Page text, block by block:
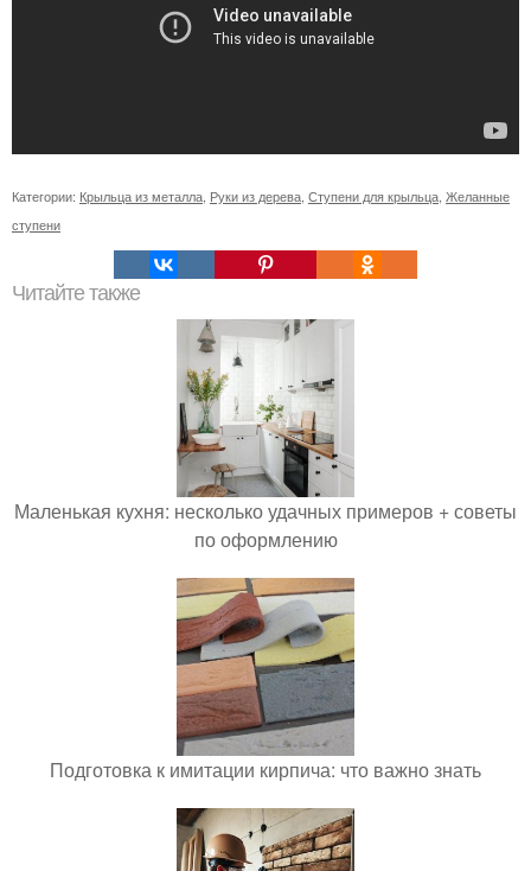
Категории: Крыльца из металла Руки из дерева Ступени для крыльца Желанные
ступени
Читайте также
Маленькая кухня: несколько удачных примеров + советы
по оформлению
Подготовка к имитации кирпича: что важно знать